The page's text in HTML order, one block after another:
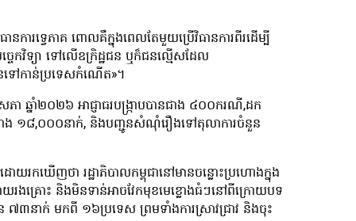
ការទ្វេភាគ ពោលគឺក្នុងពេលតែមួយប្រើវិធានការពីរដើម្បី
ចេកវិទ្យា ទៅលើឧក្រិដ្ឋជន ឬក៏ជនល្មើសដែល
ទៅកាន់ប្រទេសកំណើត»។
ឆ្នាំ២០២៦ អាជ្ញាធរបង្ក្រាបបានជាង ៤០០ករណី,ដក
ង ១៨,០០០នាក់, និងបញ្ជូនសំណុំរឿងទៅតុលាការចំនួន
យរកឃើញថា រដ្ឋាភិបាលកម្ពុជានៅមានចន្លោះប្រហោងក្នុង
ងាយរងគ្រោះ និងមិនទាន់អាចវែកមុខមេខ្លោងធំៗនៅពីក្រោយបទ
៣នាក់ មកពី ១៦ប្រទេស ព្រមទាំងការស្រាវជ្រាវ និងចុះ